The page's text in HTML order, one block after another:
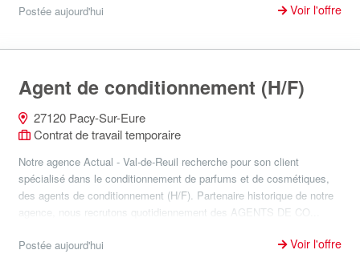
Postée aujourd'hui Voir l'offre
Agent de conditionnement (H/F)
27120 Pacy-Sur-Eure
Contrat de travail temporaire
Notre agence Actual - Val-de-Reuil recherche pour son client
spécialisé dans le conditionnement de parfums et de cosmétiques,
des agents de conditionnement (H/F). Partenaire historique de notre
agence, nous recrutons quotidiennement des AGENTS DE CO...
Postée aujourd'hui Voir l'offre